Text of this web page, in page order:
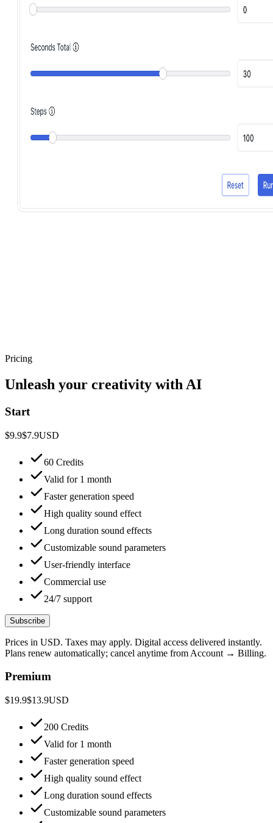
Pricing
Unleash your creativity with AI
Start
$9.9$7.9USD
60 Credits
Valid for 1 month
Faster generation speed
High quality sound effect
Long duration sound effects
Customizable sound parameters
User-friendly interface
Commercial use
24/7 support
Subscribe
Prices in USD. Taxes may apply. Digital access delivered instantly.
Plans renew automatically; cancel anytime from Account → Billing.
Premium
$19.9$13.9USD
200 Credits
Valid for 1 month
Faster generation speed
High quality sound effect
Long duration sound effects
Customizable sound parameters